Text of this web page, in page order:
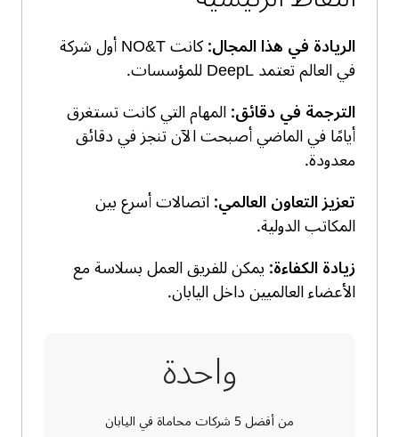
الريادة في هذا المجال: كانت NO&T أول شركة
في العالم تعتمد DeepL للمؤسسات.
الترجمة في دقائق:المهام التي كانت تستغرق
أيامًا في الماضي أصبحت الآن تنجز في دقائق
معدودة.
تعزيز التعاون العالمي:اتصالات أسرع بين
المكاتب الدولية.
زيادة الكفاءة:يمكن للفريق العمل بسلاسة مع
الأعضاء العالميين داخل اليابان.
واحدة
من أفضل 5 شركات محاماة في اليابان